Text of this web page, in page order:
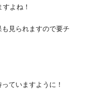
よね！
見られますので要チ
ていますように！